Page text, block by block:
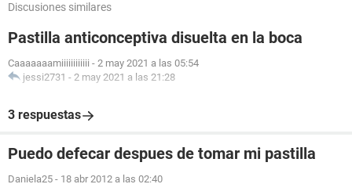
Discusiones similares
Pastilla anticonceptiva disuelta en la boca
Caaaaaaamiiiiiiiiiiii - 2 may 2021 a las 05:54
jessi2731 - 2 may 2021 a las 21:28
3 respuestas
Puedo defecar despues de tomar mi pastilla
Daniela25 - 18 abr 2012 a las 02:40